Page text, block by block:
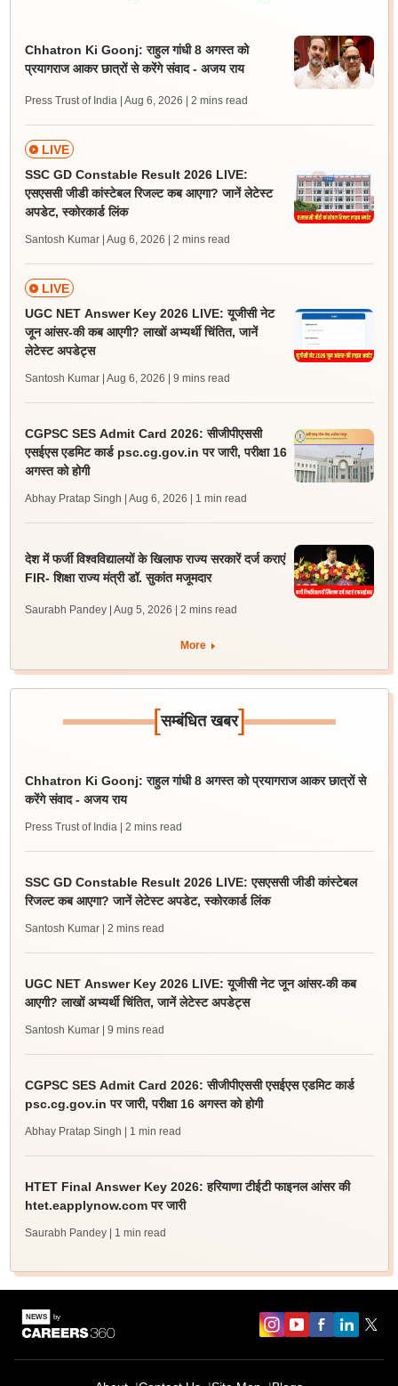
Chhatron Ki Goonj: राहुल गांधी 8 अगस्त को
प्रयागराज आकर छात्रों से करेंगे संवाद - अजय राय
Press Trust of India | Aug 6, 2026 | 2 mins read
LIVE
SSC GD Constable Result 2026 LIVE:
एसएससी जीडी कांस्टेबल रिजल्ट कब आएगा? जानें लेटेस्ट
अपडेट, स्कोरकार्ड लिंक
Santosh Kumar | Aug 6, 2026 | 2 mins read
LIVE
UGC NET Answer Key 2026 LIVE: यूजीसी नेट
जून आंसर-की कब आएगी? लाखों अभ्यर्थी चिंतित, जानें
लेटेस्ट अपडेट्स
Santosh Kumar | Aug 6, 2026 | 9 mins read
CGPSC SES Admit Card 2026: सीजीपीएससी
एसईएस एडमिट कार्ड psc.cg.gov.in पर जारी, परीक्षा 16
अगस्त को होगी
Abhay Pratap Singh | Aug 6, 2026 | 1 min read
देश में फर्जी विश्वविद्यालयों के खिलाफ राज्य सरकारें दर्ज कराएं
FIR- शिक्षा राज्य मंत्री डॉ. सुकांत मजूमदार
Saurabh Pandey | Aug 5, 2026 | 2 mins read
More
[सम्बंधित खबर]
Chhatron Ki Goonj: राहुल गांधी 8 अगस्त को प्रयागराज आकर छात्रों से
करेंगे संवाद - अजय राय
Press Trust of India | 2 mins read
SSC GD Constable Result 2026 LIVE: एसएससी जीडी कांस्टेबल
रिजल्ट कब आएगा? जानें लेटेस्ट अपडेट, स्कोरकार्ड लिंक
Santosh Kumar | 2 mins read
UGC NET Answer Key 2026 LIVE: यूजीसी नेट जून आंसर-की कब
आएगी? लाखों अभ्यर्थी चिंतित, जानें लेटेस्ट अपडेट्स
Santosh Kumar | 9 mins read
CGPSC SES Admit Card 2026: सीजीपीएससी एसईएस एडमिट कार्ड
psc.cg.gov.in पर जारी, परीक्षा 16 अगस्त को होगी
Abhay Pratap Singh | 1 min read
HTET Final Answer Key 2026: हरियाणा टीईटी फाइनल आंसर की
htet.eapplynow.com पर जारी
Saurabh Pandey | 1 min read